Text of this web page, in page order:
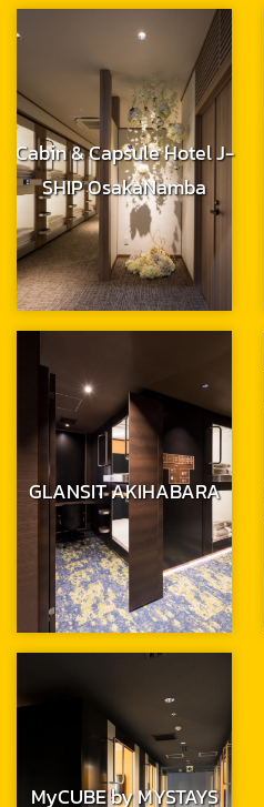
Cabin & Capsule Hotel J-
SHIP OsakaNamba
GLANSIT AKIHABARA
MyCUBE by MYSTAYS